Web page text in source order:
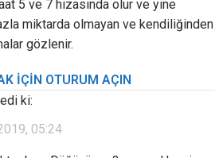
5 ve 7 hizasında olur ve yine
miktarda olmayan ve kendiliğinden
gözlenir.
IÇIN OTURUM AÇIN
ki:
05:24